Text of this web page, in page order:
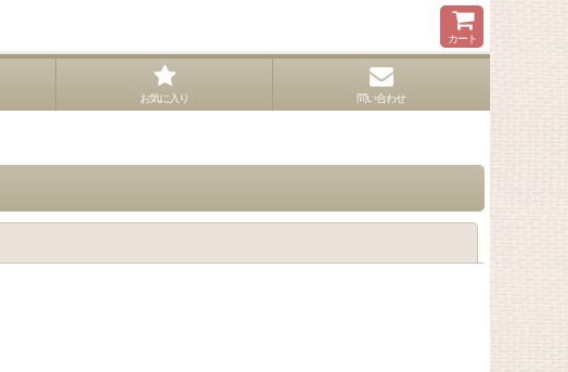
カート
お気に入り 問い合わせ